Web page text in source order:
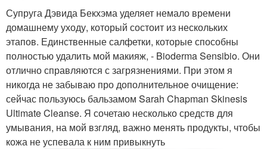
Супруга Дэвида Бекхэма уделяет немало времени
домашнему уходу, который состоит из нескольких
этапов. Единственные салфетки, которые способны
полностью удалить мой макияж, - Bioderma Sensibio. Они
отлично справляются с загрязнениями. При этом я
никогда не забываю про дополнительное очищение:
сейчас пользуюсь бальзамом Sarah Chapman Skinesis
Ultimate Cleanse. Я сочетаю несколько средств для
умывания, на мой взгляд, важно менять продукты, чтобы
кожа не успевала к ним привыкнуть